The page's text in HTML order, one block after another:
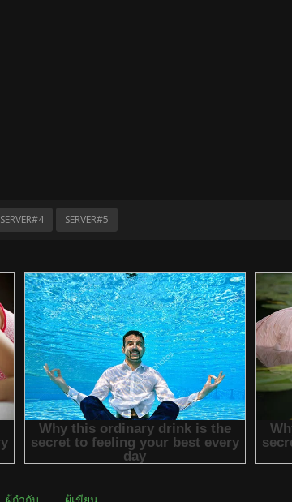
SERVER#4 SERVER#5